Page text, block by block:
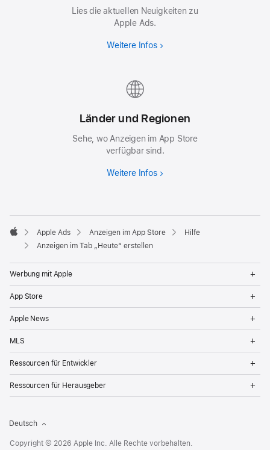
Lies die aktuellen Neuigkeiten zu
Apple Ads.
Weitere Infos
Länder und Regionen
Sehe, wo Anzeigen im App Store
verfügbar sind.
Weitere Infos
Apple
Apple Ads Anzeigen im App Store
Hilfe
Anzeigen im Tab „Heute“ erstellen
Werbung mit Apple
App Store
Apple News
MLS
Ressourcen für Entwickler
Ressourcen für Herausgeber
Deutsch
Copyright © 2026 Apple Inc. Alle Rechte vorbehalten.